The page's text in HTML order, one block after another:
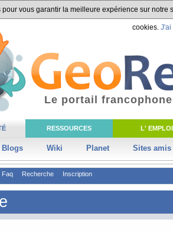
pour vous garantir la meilleure expérience sur
cookies. J'ai
RESSOURCES L' EMPLOI
Blogs Wiki Planet Sites amis
Le portail
Faq Recherche Inscription